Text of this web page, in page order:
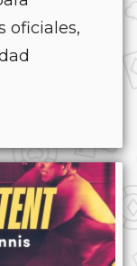
oficiales,